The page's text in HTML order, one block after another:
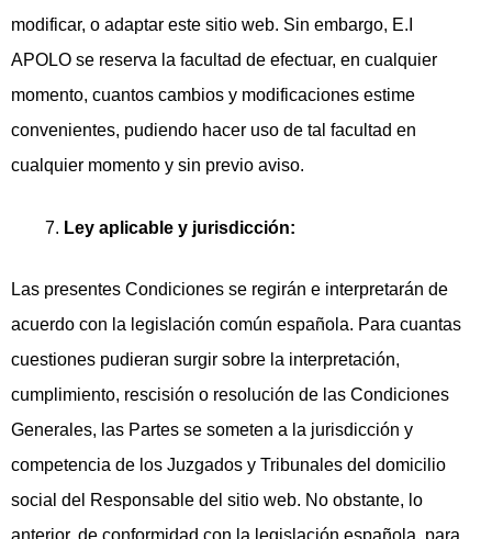
modificar, o adaptar este sitio web. Sin embargo, E.I
APOLO se reserva la facultad de efectuar, en cualquier
momento, cuantos cambios y modificaciones estime
convenientes, pudiendo hacer uso de tal facultad en
cualquier momento y sin previo aviso.
Ley aplicable y jurisdicción:
Las presentes Condiciones se regirán e interpretarán de
acuerdo con la legislación común española. Para cuantas
cuestiones pudieran surgir sobre la interpretación,
cumplimiento, rescisión o resolución de las Condiciones
Generales, las Partes se someten a la jurisdicción y
competencia de los Juzgados y Tribunales del domicilio
social del Responsable del sitio web. No obstante, lo